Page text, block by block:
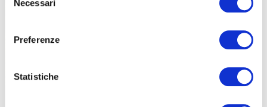
delNecessari
Preferenze
Statistiche